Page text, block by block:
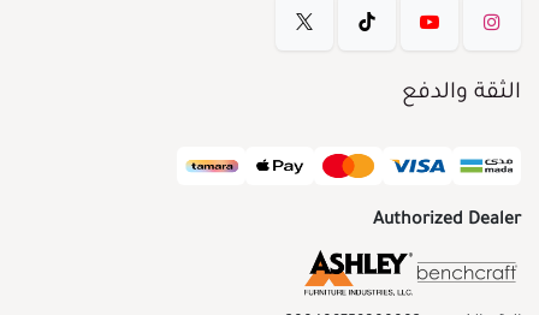
الثقة والدفع
Authorized Dealer